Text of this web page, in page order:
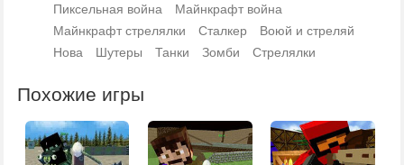
Пиксельная война
Майнкрафт война
Майнкрафт стрелялки
Сталкер
Воюй и стреляй
Нова
Шутеры Танки Зомби Стрелялки
Похожие игры